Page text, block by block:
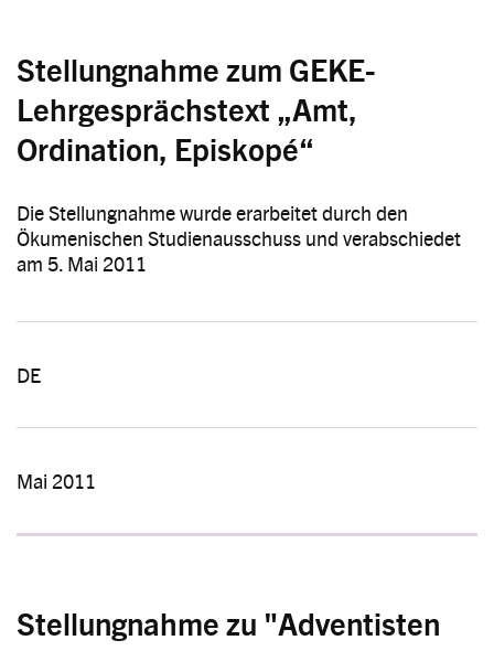
Stellungnahme zum GEKE-
Lehrgesprächstext „Amt,
Ordination, Episkopé“
Die Stellungnahme wurde erarbeitet durch den
Ökumenischen Studienausschuss und verabschiedet
am 5. Mai 2011
DE
Mai 2011
Stellungnahme zu "Adventisten